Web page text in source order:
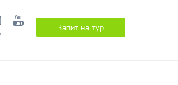
Запит на тур